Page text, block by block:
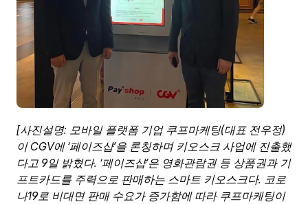
[사진설명: 모바일 플랫폼 기업 쿠프마케팅(대표 전우정)
이 CGV에 ‘페이즈샵’을 론칭하며 키오스크 사업에 진출했
다고 9일 밝혔다. ‘페이즈샵’은 영화관람권 등 상품권과 기
프트카드를 주력으로 판매하는 스마트 키오스크다. 코로
나19로 비대면 판매 수요가 증가함에 따라 쿠프마케팅이